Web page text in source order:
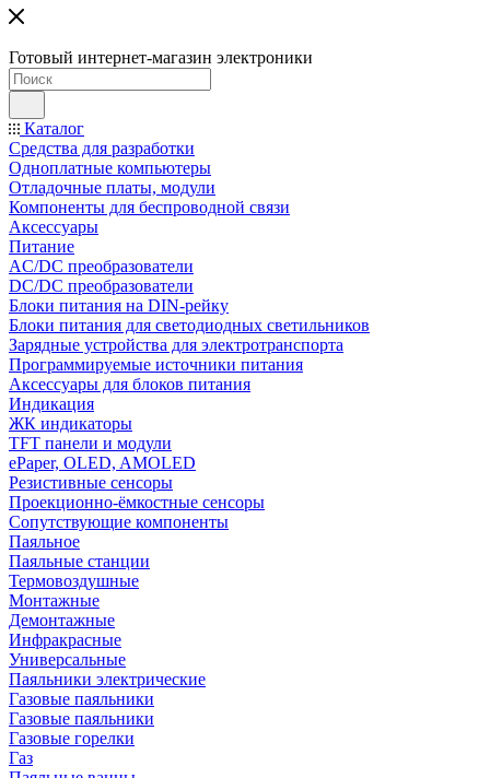
Готовый интернет-магазин электроники
Каталог
Средства для разработки
Одноплатные компьютеры
Отладочные платы, модули
Компоненты для беспроводной связи
Аксессуары
Питание
AC/DC преобразователи
DC/DC преобразователи
Блоки питания на DIN-рейку
Блоки питания для светодиодных светильников
Зарядные устройства для электротранспорта
Программируемые источники питания
Аксессуары для блоков питания
Индикация
ЖК индикаторы
TFT панели и модули
ePaper, OLED, AMOLED
Резистивные сенсоры
Проекционно-ёмкостные сенсоры
Сопутствующие компоненты
Паяльное
Паяльные станции
Термовоздушные
Монтажные
Демонтажные
Инфракрасные
Универсальные
Паяльники электрические
Газовые паяльники
Газовые паяльники
Газовые горелки
Газ